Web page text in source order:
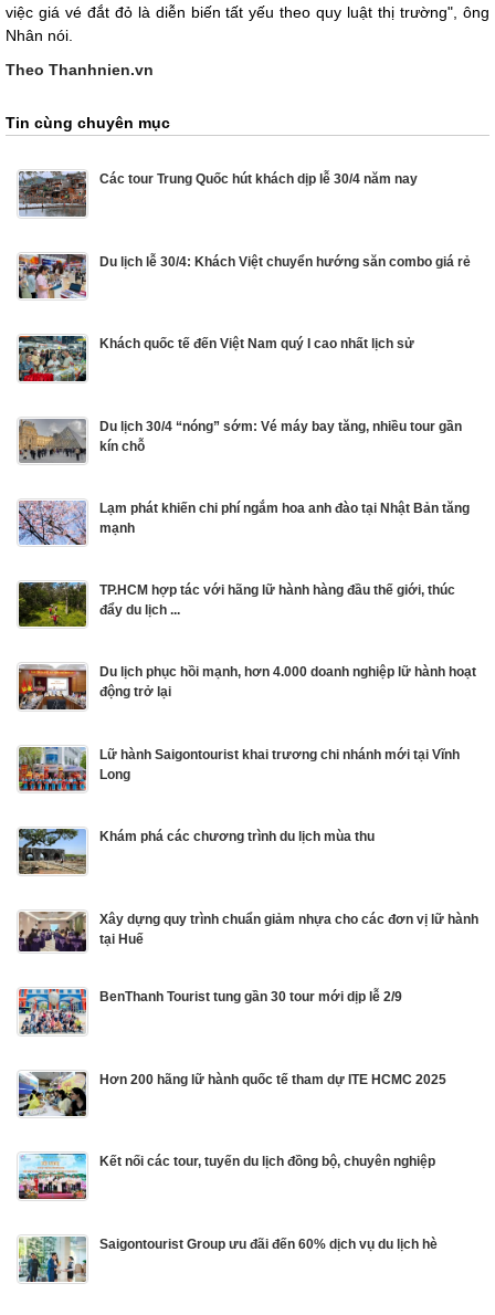
việc giá vé đắt đỏ là diễn biến tất yếu theo quy luật thị trường", ông
Nhân nói.
Theo Thanhnien.vn
Tin cùng chuyên mục
Các tour Trung Quốc hút khách dịp lễ 30/4 năm nay
Du lịch lễ 30/4: Khách Việt chuyển hướng săn combo giá rẻ
Khách quốc tế đến Việt Nam quý I cao nhất lịch sử
Du lịch 30/4 “nóng” sớm: Vé máy bay tăng, nhiều tour gần
kín chỗ
Lạm phát khiến chi phí ngắm hoa anh đào tại Nhật Bản tăng
mạnh
TP.HCM hợp tác với hãng lữ hành hàng đầu thế giới, thúc
đẩy du lịch ...
Du lịch phục hồi mạnh, hơn 4.000 doanh nghiệp lữ hành hoạt
động trở lại
Lữ hành Saigontourist khai trương chi nhánh mới tại Vĩnh
Long
Khám phá các chương trình du lịch mùa thu
Xây dựng quy trình chuẩn giảm nhựa cho các đơn vị lữ hành
tại Huế
BenThanh Tourist tung gần 30 tour mới dịp lễ 2/9
Hơn 200 hãng lữ hành quốc tế tham dự ITE HCMC 2025
Kết nối các tour, tuyến du lịch đồng bộ, chuyên nghiệp
Saigontourist Group ưu đãi đến 60% dịch vụ du lịch hè